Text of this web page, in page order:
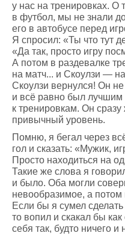
у нас на тренировках. О
в футбол, мы не знали
его в автобусе перед
Я спросил: «Ты что тут
«Да так, просто игру
А потом в раздевалке
на матч... и Скоулзи —
Скоулзи вернулся! Он
и всё равно был лучшим
к тренировкам. Он
привычный уровень.
Помню, я бегал через
гол и сказать: «Мужик,
Просто находиться на
Такие же слова я
и было. Оба могли
невообразимое, а потом
Если бы я сумел
то вопил и скакал бы
себя так, будто ничего